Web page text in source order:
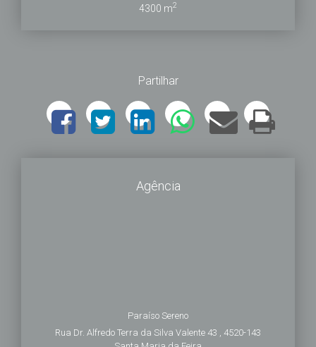
4300 m2
Partilhar
Agência
Paraíso Sereno
Rua Dr. Alfredo Terra da Silva Valente 43 , 4520-143